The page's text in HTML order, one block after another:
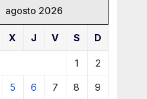
agosto 2026
X J V S D
1 2
5 6 7 8 9